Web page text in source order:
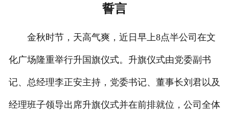
誓言
金秋时节，天高气爽，近日早上8点半公司在文
化广场隆重举行升国旗仪式。升旗仪式由党委副书
记、总经理李正安主持，党委书记、董事长刘君以及
经理班子领导出席升旗仪式并在前排就位，公司全体